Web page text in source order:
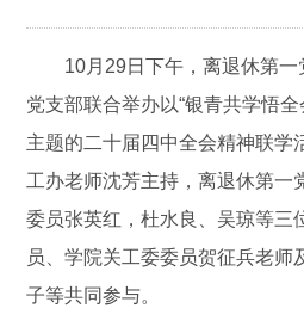
10月29日下午，离退休第
党支部联合举办以“银青共学悟
主题的二十届四中全会精神联学
工办老师沈芳主持，离退休第一
委员张英红，杜水良、吴琼等三
员、学院关工委委员贺征兵老师
子等共同参与。